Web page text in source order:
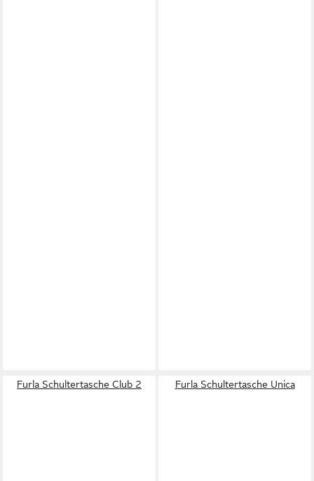
Furla Schultertasche Club 2 Furla Schultertasche Unica